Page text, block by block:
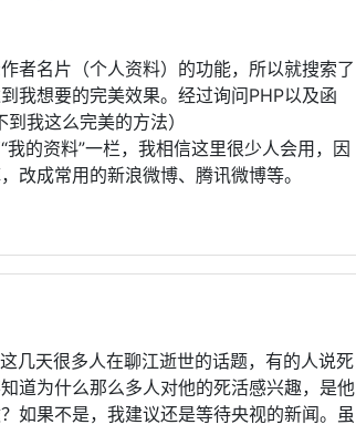
者名片（个人资料）的功能，所以就搜索了
我想要的完美效果。经过询问PHP以及函
我这么完美的方法）
的资料”一栏，我相信这里很少人会用，因
改成常用的新浪微博、腾讯微博等。
几天很多人在聊江逝世的话题，有的人说死
道为什么那么多人对他的死活感兴趣，是他
如果不是，我建议还是等待央视的新闻。虽